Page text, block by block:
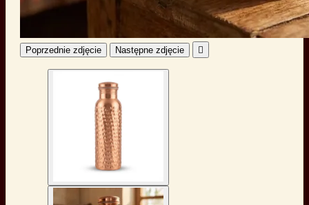
Poprzednie zdjęcie Następne zdjęcie 